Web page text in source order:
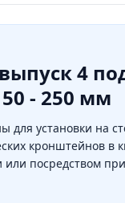
4
- 250 мм
для установки на
кронштейнов в
посредством